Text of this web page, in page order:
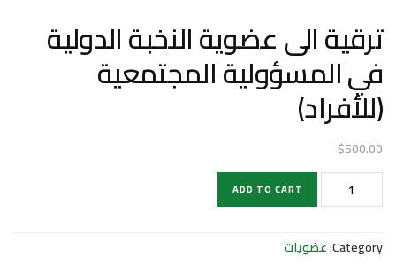
ترقية الى عضوية النخبة الدولية
في المسؤولية المجتمعية
(للأفراد)
$500.00
ترقية
الدولية
ADD TO CART
Category: عضويات